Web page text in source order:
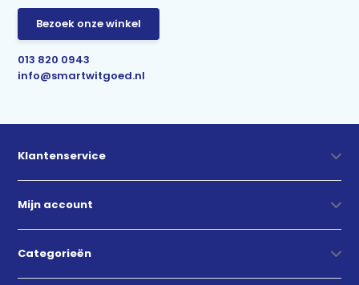
Bezoek onze winkel
013 820 0943
info@smartwitgoed.nl
Klantenservice
Mijn account
Categorieën